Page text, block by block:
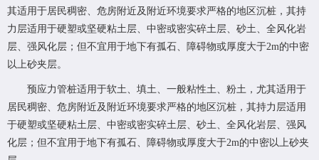
其适用于居民稠密、危房附近及附近环境要求严格的地区沉桩，其持
力层适用于硬塑或坚硬粘土层、中密或密实碎土层、砂土、全风化岩
层、强风化层；但不宜用于地下有孤石、障碍物或厚度大于2m的中密
以上砂夹层。
预应力管桩适用于软土、填土、一般粘性土、粉土，尤其适用于
居民稠密、危房附近及附近环境要求严格的地区沉桩，其持力层适用
于硬塑或坚硬粘土层、中密或密实碎土层、砂土、全风化岩层、强风
化层；但不宜用于地下有孤石、障碍物或厚度大于2m的中密以上砂夹